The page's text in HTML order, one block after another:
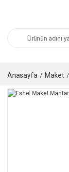
Anasayfa Maket